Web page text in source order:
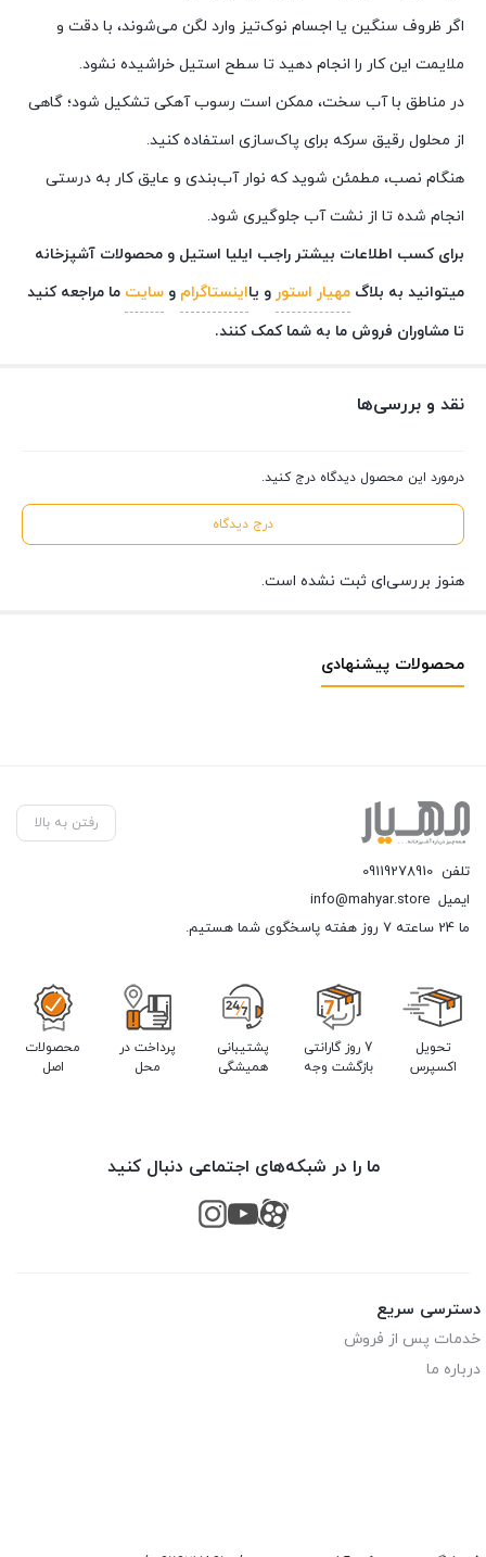
اگر ظروف سنگین یا اجسام نوک‌تیز وارد لگن می‌شوند، با دقت و
ملایمت این کار را انجام دهید تا سطح استیل خراشیده نشود.
در مناطق با آب سخت، ممکن است رسوب آهکی تشکیل شود؛ گاهی
از محلول رقیق سرکه برای پاک‌سازی استفاده کنید.
هنگام نصب، مطمئن شوید که نوار آب‌بندی و عایق کار به درستی
انجام شده تا از نشت آب جلوگیری شود.
برای کسب اطلاعات بیشتر راجب ایلیا استیل و محصولات آشپزخانه
میتوانید به بلاگ مهیار استور و یااینستاگرام و سایت ما مراجعه کنید
تا مشاوران فروش ما به شما کمک کنند.
نقد و بررسی‌ها
درمورد این محصول دیدگاه درج کنید.
درج دیدگاه
هنوز بررسی‌ای ثبت نشده است.
محصولات پیشنهادی
رفتن به بالا
تلفن 09119278910
ایمیل info@mahyar.store
ما 24 ساعته 7 روز هفته پاسخگوی شما هستیم.
تحویل
اکسپرس
7 روز گارانتی
بازگشت وجه
پشتیبانی
همیشگی
پرداخت در
محل
محصولات
اصل
ما را در شبکه‌های اجتماعی دنبال کنید
دسترسی سریع
خدمات پس از فروش
درباره ما